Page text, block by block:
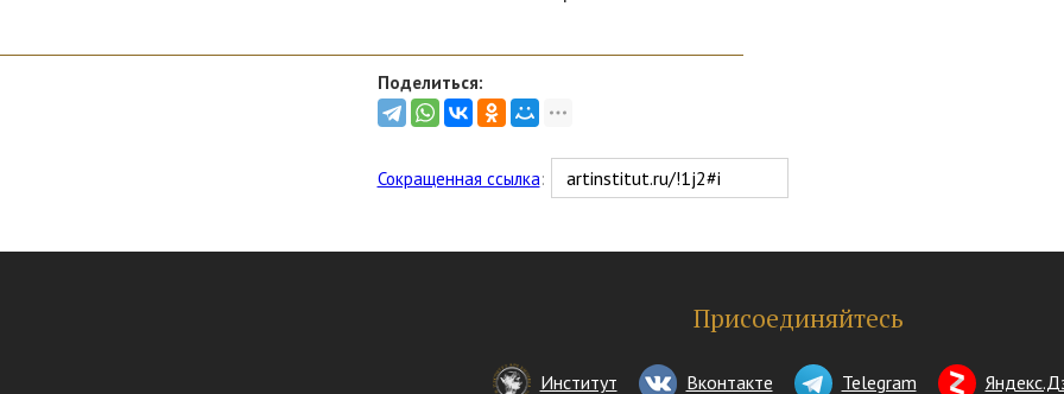
Поделиться:
Сокращенная ссылка:
Присоединяйтесь
Институт Вконтакте Telegram